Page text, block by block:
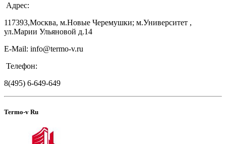
Адрес:
117393,Москва, м.Новые Черемушки; м.Университет ,
ул.Марии Ульяновой д.14
E-Mail: info@termo-v.ru
Телефон:
8(495) 6-649-649
Termo-v Ru